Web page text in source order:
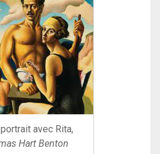
avec Rita,
Hart Benton